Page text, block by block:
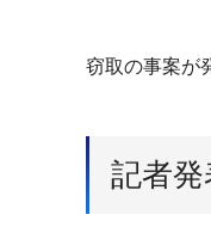
窃取の事案が
記者